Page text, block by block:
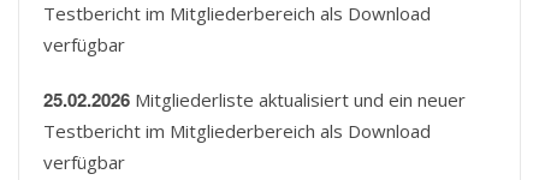
Testbericht im Mitgliederbereich als Download
verfügbar
25.02.2026 Mitgliederliste aktualisiert und ein neuer
Testbericht im Mitgliederbereich als Download
verfügbar